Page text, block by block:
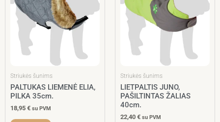
Striukės šunims
PALTUKAS LIEMENĖ ELIA,
PILKA 35cm.
18,95 € su PVM
Striukės šunims
LIETPALTIS JUNO,
PAŠILTINTAS ŽALIAS
40cm.
22,40 € su PVM